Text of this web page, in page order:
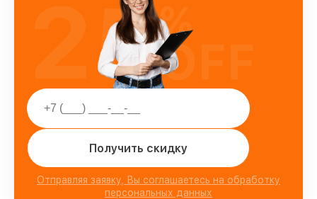
Получить скидку
Отправляя заявку, Вы соглашаетесь на обработку
персональных данных
25%
OFF